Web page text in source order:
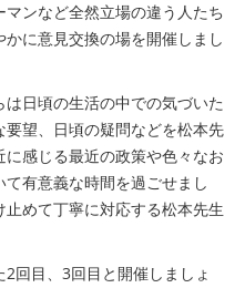
ンなど全然立場の違う人たち
に意見交換の場を開催しまし
日頃の生活の中での気づいた
望、日頃の疑問などを松本先
感じる最近の政策や色々なお
有意義な時間を過ごせまし
めて丁寧に対応する松本先生
回目、3回目と開催しましょ